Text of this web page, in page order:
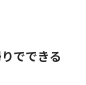
でできる